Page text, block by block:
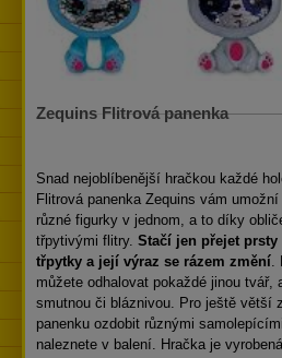
Zequins Flitrová panenka
Snad nejoblíbenější hračkou každé
Flitrová panenka Zequins vám
různé figurky v jednom, a to díky
třpytivými flitry. Stačí jen přejet
třpytky a její výraz se rázem změní
můžete odhalovat pokaždé jinou tvář,
smutnou či bláznivou. Pro ještě větší
panenku ozdobit různými
naleznete v balení. Hračka je